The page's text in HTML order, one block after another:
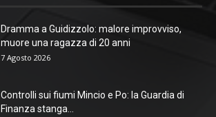
Dramma a Guidizzolo: malore improvviso,
muore una ragazza di 20 anni
7 Agosto 2026
Controlli sui fiumi Mincio e Po: la Guardia di
Finanza stanga...